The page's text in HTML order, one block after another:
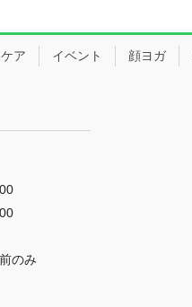
ア イベント 顔ヨガ
のみ